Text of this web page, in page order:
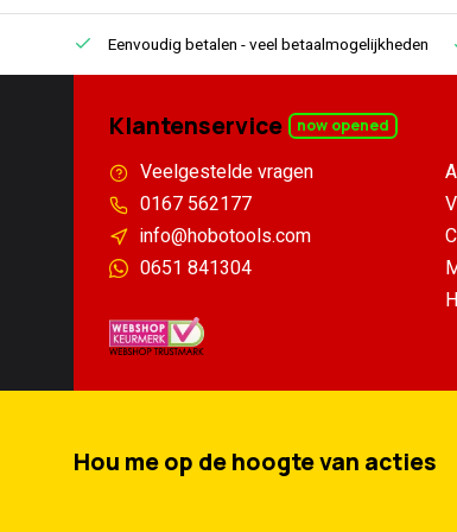
Eenvoudig betalen - veel betaalmogelijkheden
Klantenservice now opened
Veelgestelde vragen
0167 562177
info@hobotools.com
0651 841304
Hou me op de hoogte van acties